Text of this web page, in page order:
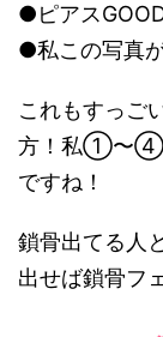
●ピアス
●私この写真
これもすっご
方！私①〜④
ですね！
鎖骨出てる人
出せば鎖骨フ